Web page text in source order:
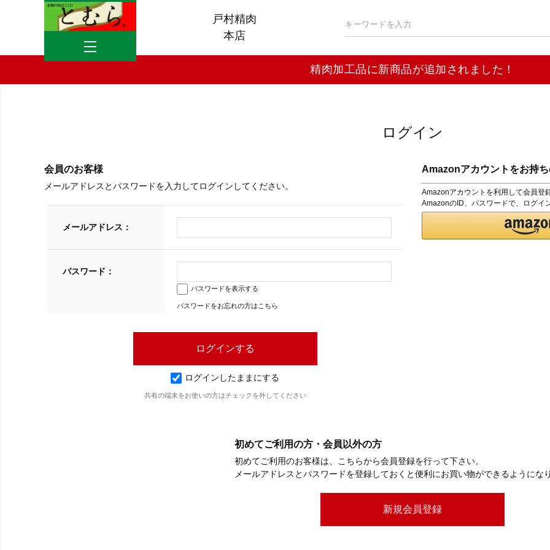
戸村精肉
本店
精肉加工品に新商品が追加されました！
ログイン
会員のお客様
メールアドレスとパスワードを入力してログインしてください。
メールアドレス：
パスワード：
パスワードを表示する
パスワードをお忘れの方はこちら
ログインしたままにする
共有の端末をお使いの方はチェックを外してください
Amazonアカウントをお持
Amazonアカウントを利用して会員登
AmazonのID、パスワードで、ログイ
初めてご利用の方・会員以外の方
初めてご利用のお客様は、こちらから会員登録を行って下さい。
メールアドレスとパスワードを登録しておくと便利にお買い物ができるようにな